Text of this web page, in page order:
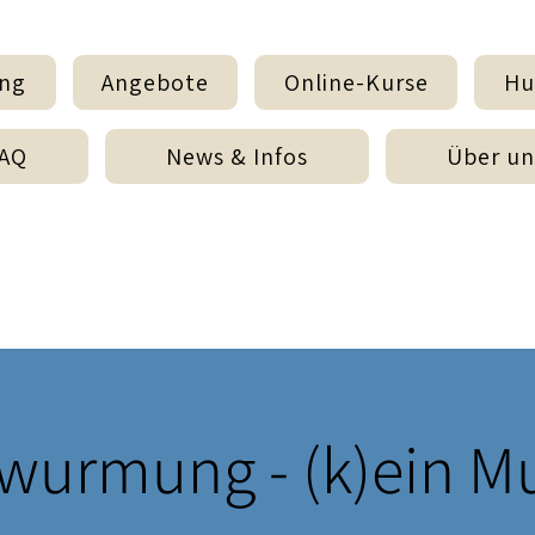
Angebote Online-Kurse
News & Infos Über
- (k)ein